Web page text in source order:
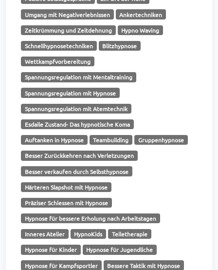
Umgang mit Negativerlebnissen Ankertechniken
Zeitkrümmung und Zeitdehnung Hypno Waving
Schnellhypnosetechniken Blitzhypnose
Wettkampfvorbereitung
Spannungsregulation mit Mentaltraining
Spannungsregulation mit Hypnose
Spannungsregulation mit Atemtechnik
Esdaile Zustand- Das hypnotische Koma
Auftanken in Hypnose Teambuilding Gruppenhypnose
Besser Zurückkehren nach Verletzungen
Besser verkaufen durch Selbsthypnose
Härteren Slapshot mit Hypnose
Präziser Schiessen mit Hypnose
Hypnose für bessere Erholung nach Arbeitstagen
Inneres Atelier HypnoKids Teiletherapie
Hypnose für Kinder Hypnose für Jugendliche
Hypnose für Kampfsportler Bessere Taktik mit Hypnose